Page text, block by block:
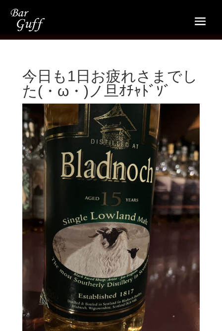
今日も1日お疲れさまでし
た(・ω・)ノ旦ｵﾁｬﾄﾞｿﾞ